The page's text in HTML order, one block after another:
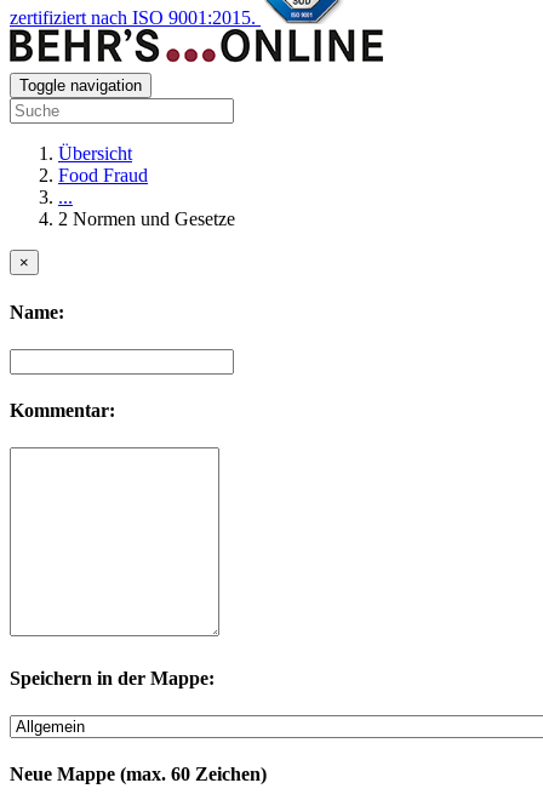
zertifiziert nach ISO 9001:2015.
Toggle navigation
Übersicht
Food Fraud
...
2 Normen und Gesetze
×
Name:
Kommentar:
Speichern in der Mappe:
Neue Mappe (max. 60 Zeichen)